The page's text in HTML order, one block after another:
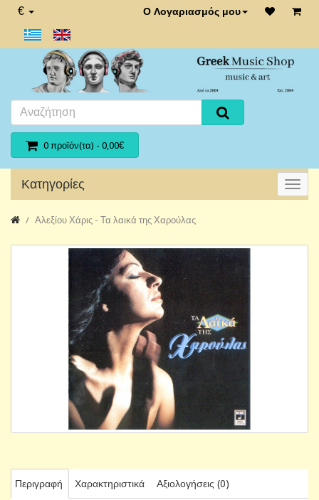
€ Ο Λογαριασμός μου
0 προϊόν(τα) - 0,00€
Κατηγορίες
Αλεξίου Χάρις - Τα λαικά της Χαρούλας
Περιγραφή Χαρακτηριστικά Αξιολογήσεις (0)